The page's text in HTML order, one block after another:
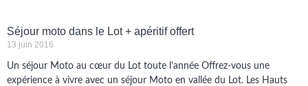
Séjour moto dans le Lot + apéritif offert
13 juin 2016
Un séjour Moto au cœur du Lot toute l’année Offrez-vous une
expérience à vivre avec un séjour Moto en vallée du Lot. Les Hauts